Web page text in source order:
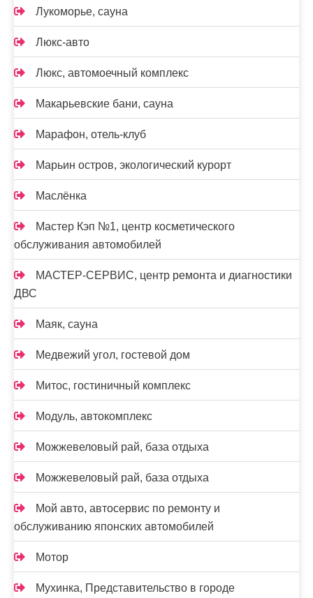
Лукоморье, сауна
Люкс-авто
Люкс, автомоечный комплекс
Макарьевские бани, сауна
Марафон, отель-клуб
Марьин остров, экологический курорт
Маслёнка
Мастер Кэп №1, центр косметического
обслуживания автомобилей
МАСТЕР-СЕРВИС, центр ремонта и диагностики
ДВС
Маяк, сауна
Медвежий угол, гостевой дом
Митос, гостиничный комплекс
Модуль, автокомплекс
Можжевеловый рай, база отдыха
Можжевеловый рай, база отдыха
Мой авто, автосервис по ремонту и
обслуживанию японских автомобилей
Мотор
Мухинка, Представительство в городе